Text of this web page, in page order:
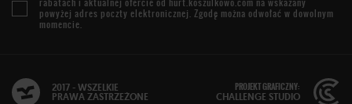
rabatach i aktualnej ofercie od hurt.koszulkowo.com na wskazany
powyżej adres poczty elektronicznej. Zgodę można odwołać w dowolnym
momencie.
2017 - WSZELKIE
PRAWA ZASTRZEŻONE
PROJEKT GRAFICZNY:
CHALLENGE STUDIO